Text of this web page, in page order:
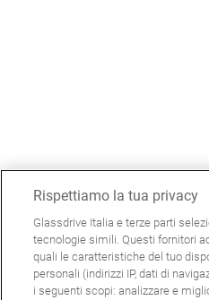
Rispettiamo la tua privacy
Glassdrive Italia e terze parti
tecnologie simili. Questi fornitori
quali le caratteristiche del tuo
personali (indirizzi IP, dati di
i seguenti scopi: analizzare e